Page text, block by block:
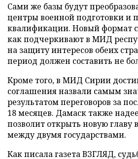
Сами же базы будут
центры военной подготовки и
квалификации. Новый формат
как подчеркивают в МИД
на защиту интересов обеих
период должен составить не
Кроме того, в МИД Сирии
соглашения назвали самым
результатом переговоров за
18 месяцев. Дамаск также
позволит открыть новую главу
между двумя государствами.
Как писала газета ВЗГЛЯД,